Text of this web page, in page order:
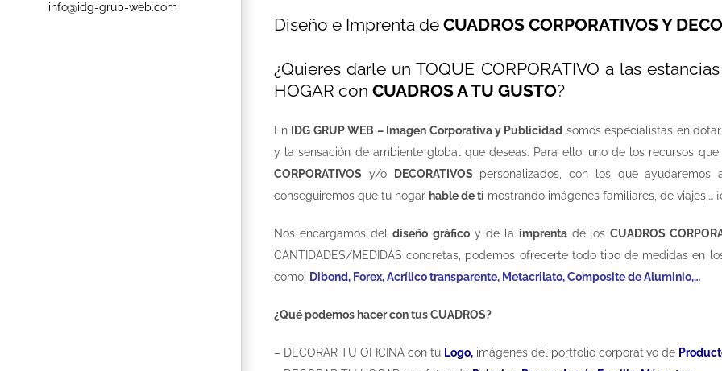
info@idg-grup-web.com
Diseño e Imprenta de CUADROS CORPORATIVOS Y
¿Quieres darle un TOQUE CORPORATIVO a las
HOGAR con CUADROS A TU GUSTO?
En IDG GRUP WEB – Imagen Corporativa y Publicidad somos especialistas en
y la sensación de ambiente global que deseas. Para ello, uno de los recursos
CORPORATIVOS y/o DECORATIVOS personalizados, con los que
conseguiremos que tu hogar hable de ti mostrando imágenes familiares, de
Nos encargamos del diseño gráficoy de la imprentade losCUADROS
CANTIDADES/MEDIDAS concretas, podemos ofrecerte todo tipo de medidas en
como: Dibond, Forex, Acrílico transparente, Metacrilato, Composite de Aluminio,…
¿Qué podemos hacer con tus CUADROS?
– DECORAR TU OFICINA con tu Logo, imágenes del portfolio corporativo de